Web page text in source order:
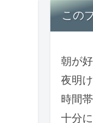
この
朝が好
夜明
時間帯
十分